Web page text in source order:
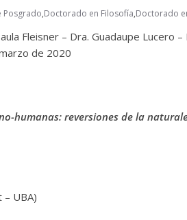
Posgrado,Doctorado en Filosofía,Doctorado
Fleisner – Dra. Guadaupe Lucero
de 2020
humanas: reversiones de la
– UBA)